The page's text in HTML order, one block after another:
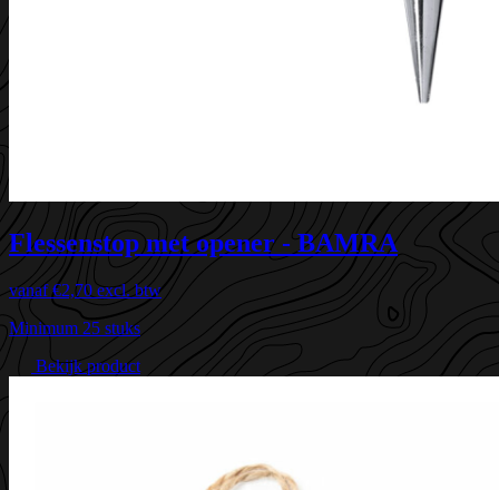
Flessenstop met opener - BAMRA
vanaf€2,70 excl. btw
Minimum 25 stuks
Bekijk product